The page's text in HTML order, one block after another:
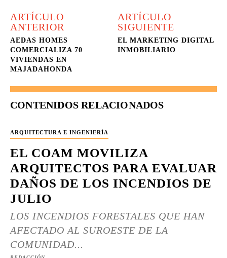
ARTÍCULO
ANTERIOR
AEDAS HOMES
COMERCIALIZA 70
VIVIENDAS EN
MAJADAHONDA
ARTÍCULO
SIGUIENTE
EL MARKETING DIGITAL
INMOBILIARIO
CONTENIDOS RELACIONADOS
ARQUITECTURA E INGENIERÍA
EL COAM MOVILIZA
ARQUITECTOS PARA EVALUAR
DAÑOS DE LOS INCENDIOS DE
JULIO
LOS INCENDIOS FORESTALES QUE HAN
AFECTADO AL SUROESTE DE LA
COMUNIDAD...